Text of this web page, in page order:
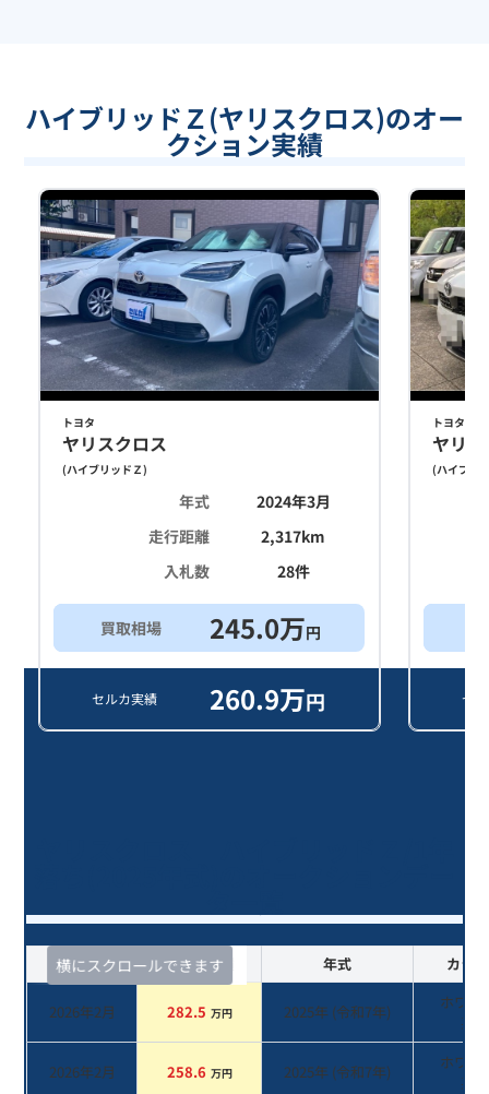
ハイブリッドＺ(ヤリスクロス)のオー
クション実績
トヨタ
ヤリスクロス
(ハイブリッドＺ)
年式
2024年3月
走行距離
2,317km
入札数
28件
買取相場 245.0万円
セルカ実績 260.9万円
トヨタ
ヤリ
(ハイブリ
セ
横にスクロールできます
査定時期 セルカ実績 年式 カラー
2026年2月 282.5 万円 2025年 (令和7年)
ホワイ
系
2026年2月 258.6 万円 2025年 (令和7年)
ホワイ
系